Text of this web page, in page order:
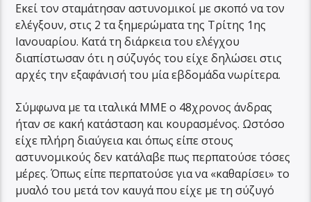
Εκεί τον σταμάτησαν αστυνομικοί με σκοπό να τον
ελέγξουν, στις 2 τα ξημερώματα της Τρίτης 1ης
Ιανουαρίου. Κατά τη διάρκεια του ελέγχου
διαπίστωσαν ότι η σύζυγός του είχε δηλώσει στις
αρχές την εξαφάνισή του μία εβδομάδα νωρίτερα.
Σύμφωνα με τα ιταλικά ΜΜΕ ο 48χρονος άνδρας
ήταν σε κακή κατάσταση και κουρασμένος. Ωστόσο
είχε πλήρη διαύγεια και όπως είπε στους
αστυνομικούς δεν κατάλαβε πως περπατούσε τόσες
μέρες. Όπως είπε περπατούσε για να «καθαρίσει» το
μυαλό του μετά τον καυγά που είχε με τη σύζυγό